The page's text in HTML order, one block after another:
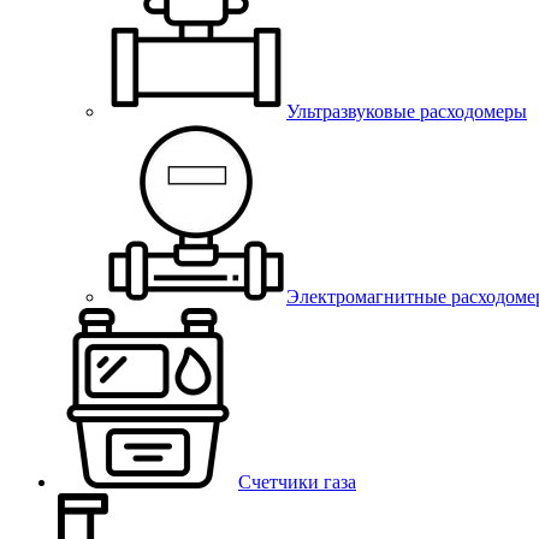
Ультразвуковые расходомеры
Электромагнитные
Счетчики газа